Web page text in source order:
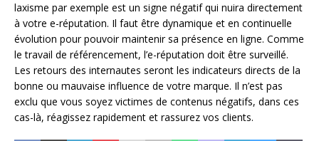
laxisme par exemple est un signe négatif qui nuira directement
à votre e-réputation. Il faut être dynamique et en continuelle
évolution pour pouvoir maintenir sa présence en ligne. Comme
le travail de référencement, l’e-réputation doit être surveillé.
Les retours des internautes seront les indicateurs directs de la
bonne ou mauvaise influence de votre marque. Il n’est pas
exclu que vous soyez victimes de contenus négatifs, dans ces
cas-là, réagissez rapidement et rassurez vos clients.